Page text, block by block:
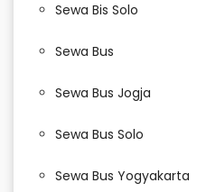
Sewa Bis Solo
Sewa Bus
Sewa Bus Jogja
Sewa Bus Solo
Sewa Bus Yogyakarta